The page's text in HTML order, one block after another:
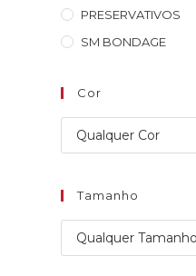
PRESERVATIVOS
SM BONDAGE
Cor
Tamanho